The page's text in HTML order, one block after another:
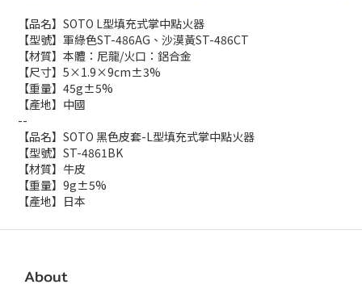
【品名】SOTO L型填充式掌中點火器
【型號】軍綠色ST-486AG、沙漠黃ST-486CT
【材質】本體：尼龍/火口：鋁合金
【尺寸】5×1.9×9cm±3%
【重量】45g±5%
【產地】中國
--
【品名】SOTO 黑色皮套-L型填充式掌中點火器
【型號】ST-4861BK
【材質】牛皮
【重量】9g±5%
【產地】日本
About